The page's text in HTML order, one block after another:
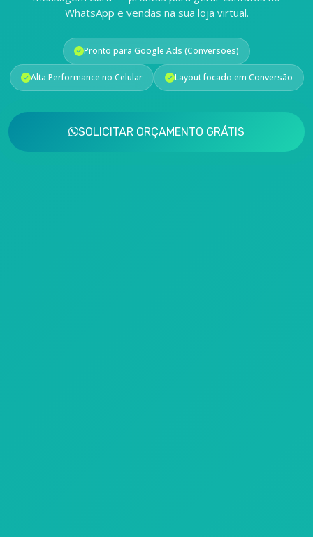
WhatsApp e vendas na sua loja virtual.
Pronto para Google Ads (Conversões)
Alta Performance no Celular Layout focado em Conversão
SOLICITAR ORÇAMENTO GRÁTIS